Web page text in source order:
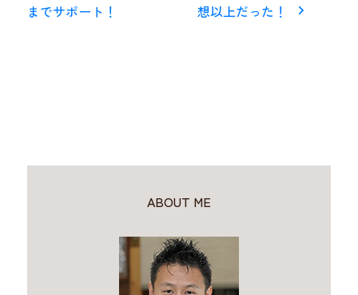
までサポート！
想以上だった！
ABOUT ME